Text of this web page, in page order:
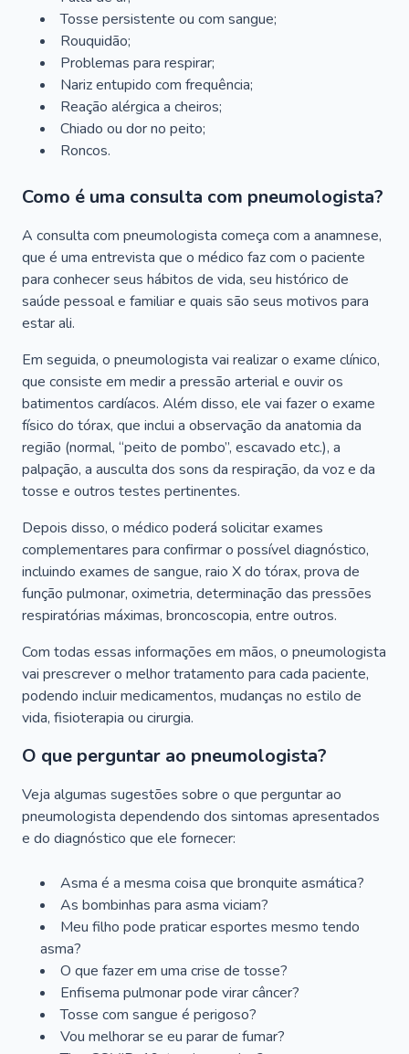
Tosse persistente ou com sangue;
Rouquidão;
Problemas para respirar;
Nariz entupido com frequência;
Reação alérgica a cheiros;
Chiado ou dor no peito;
Roncos.
Como é uma consulta com pneumologista?
A consulta com pneumologista começa com a anamnese,
que é uma entrevista que o médico faz com o paciente
para conhecer seus hábitos de vida, seu histórico de
saúde pessoal e familiar e quais são seus motivos para
estar ali.
Em seguida, o pneumologista vai realizar o exame clínico,
que consiste em medir a pressão arterial e ouvir os
batimentos cardíacos. Além disso, ele vai fazer o exame
físico do tórax, que inclui a observação da anatomia da
região (normal, “peito de pombo”, escavado etc.), a
palpação, a ausculta dos sons da respiração, da voz e da
tosse e outros testes pertinentes.
Depois disso, o médico poderá solicitar exames
complementares para confirmar o possível diagnóstico,
incluindo exames de sangue, raio X do tórax, prova de
função pulmonar, oximetria, determinação das pressões
respiratórias máximas, broncoscopia, entre outros.
Com todas essas informações em mãos, o pneumologista
vai prescrever o melhor tratamento para cada paciente,
podendo incluir medicamentos, mudanças no estilo de
vida, fisioterapia ou cirurgia.
O que perguntar ao pneumologista?
Veja algumas sugestões sobre o que perguntar ao
pneumologista dependendo dos sintomas apresentados
e do diagnóstico que ele fornecer:
Asma é a mesma coisa que bronquite asmática?
As bombinhas para asma viciam?
Meu filho pode praticar esportes mesmo tendo
asma?
O que fazer em uma crise de tosse?
Enfisema pulmonar pode virar câncer?
Tosse com sangue é perigoso?
Vou melhorar se eu parar de fumar?